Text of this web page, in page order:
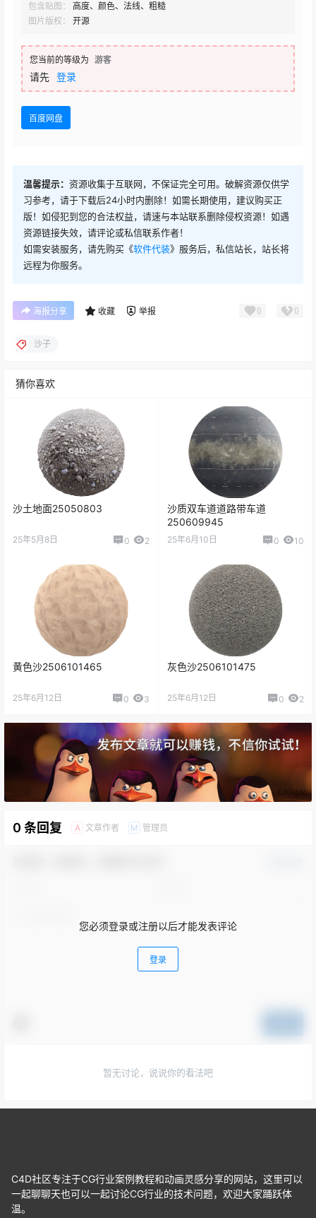
包含贴图：
高度、颜色、法线、粗糙
图片版权：
开源
您当前的等级为 游客
请先 登录
百度网盘
温馨提示： 资源收集于互联网，不保证完全可用。破解资源仅供学
习参考，请于下载后24小时内删除！如需长期使用，建议购买正
版！如侵犯到您的合法权益，请速与本站联系删除侵权资源！如遇
资源链接失效，请评论或私信联系作者！
如需安装服务，请先购买《软件代装》服务后，私信站长，站长将
远程为你服务。
海报分享 收藏 举报 0 0
沙子
猜你喜欢
沙土地面25050803
25年5月8日 0 2
沙质双车道道路带车道
250609945
25年6月10日 0 10
黄色沙2506101465
25年6月12日 0 3
灰色沙2506101475
25年6月12日 0 2
0 条回复 A 文章作者 M 管理员
您必须登录或注册以后才能发表评论
登录
暂无讨论，说说你的看法吧
C4D社区专注于CG行业案例教程和动画灵感分享的网站，这里可以
一起聊聊天也可以一起讨论CG行业的技术问题，欢迎大家踊跃体
温。